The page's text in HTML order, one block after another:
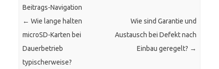
Beitrags-Navigation
← Wie lange halten
microSD-Karten bei
Dauerbetrieb
typischerweise?
Wie sind Garantie und
Austausch bei Defekt nach
Einbau geregelt? →